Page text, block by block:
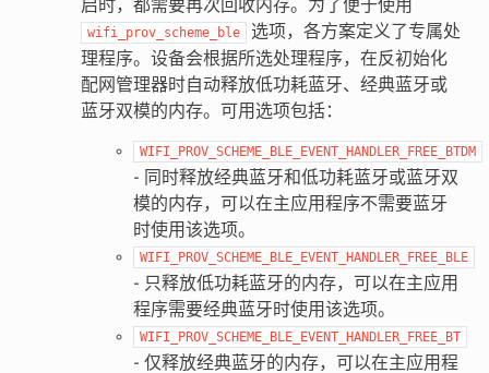
启时，都需要再次回收内存。为了便于使用
wifi_prov_scheme_ble
选项，各方案定义了专属处
理程序。设备会根据所选处理程序，在反初始化
配网管理器时自动释放低功耗蓝牙、经典蓝牙或
蓝牙双模的内存。可用选项包括：
WIFI_PROV_SCHEME_BLE_EVENT_HANDLER_FREE_BTDM
- 同时释放经典蓝牙和低功耗蓝牙或蓝牙双
模的内存，可以在主应用程序不需要蓝牙
时使用该选项。
WIFI_PROV_SCHEME_BLE_EVENT_HANDLER_FREE_BLE
- 只释放低功耗蓝牙的内存，可以在主应用
程序需要经典蓝牙时使用该选项。
WIFI_PROV_SCHEME_BLE_EVENT_HANDLER_FREE_BT
- 仅释放经典蓝牙的内存，可以在主应用程